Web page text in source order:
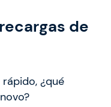
de
¿qué